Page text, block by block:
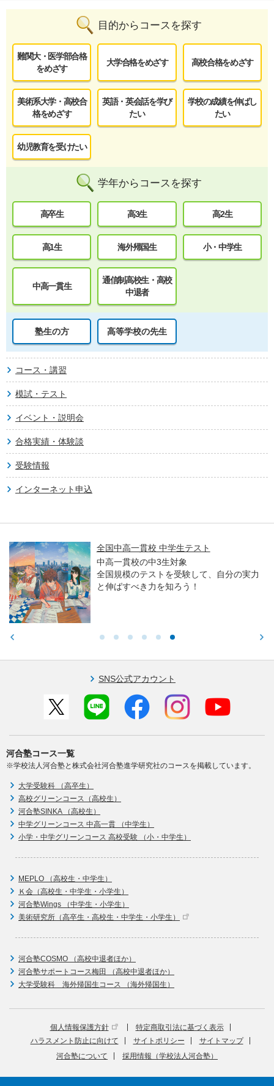
目的からコースを探す
難関大・医学部合格
をめざす
大学合格をめざす 高校合格をめざす
美術系大学・高校合
格をめざす
英語・英会話を学び
たい
学校の成績を伸ばし
たい
幼児教育を受けたい
学年からコースを探す
高卒生 高3生 高2生
高1生 海外帰国生 小・中学生
中高一貫生
通信制高校生・高校
中退者
塾生の方 高等学校の先生
コース・講習
模試・テスト
イベント・説明会
合格実績・体験談
受験情報
インターネット申込
全国中高一貫校 中学生テスト
中高一貫校の中3生対象
全国規模のテストを受験して、自分の実力
と伸ばすべき力を知ろう！
SNS公式アカウント
河合塾コース一覧
※学校法人河合塾と株式会社河合塾進学研究社のコースを掲載しています。
大学受験科 （高卒生）
高校グリーンコース（高校生）
河合塾SINKA （高校生）
中学グリーンコース 中高一貫 （中学生）
小学・中学グリーンコース 高校受験 （小・中学生）
MEPLO （高校生・中学生）
Ｋ会（高校生・中学生・小学生）
河合塾Wings （中学生・小学生）
美術研究所（高卒生・高校生・中学生・小学生）
河合塾COSMO （高校中退者ほか）
河合塾サポートコース梅田 （高校中退者ほか）
大学受験科 海外帰国生コース （海外帰国生）
個人情報保護方針
特定商取引法に基づく表示
ハラスメント防止に向けて
サイトポリシー
サイトマップ
河合塾について
採用情報（学校法人河合塾）